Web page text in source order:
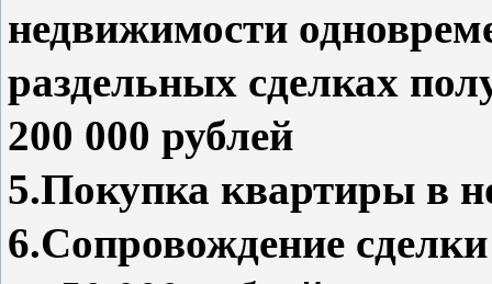
недвижимости
раздельных сделках
200 000
5.Покупка квартиры в
6.Сопровождение